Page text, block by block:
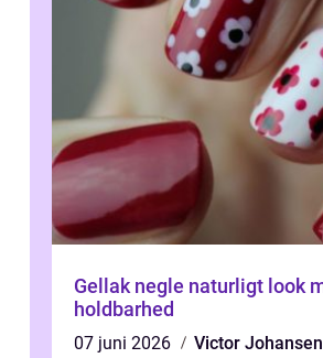
Gellak negle naturligt look med lang
holdbarhed
07 juni 2026 Victor Johansen